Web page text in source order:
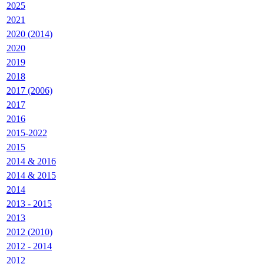
2025
2021
2020 (2014)
2020
2019
2018
2017 (2006)
2017
2016
2015-2022
2015
2014 & 2016
2014 & 2015
2014
2013 - 2015
2013
2012 (2010)
2012 - 2014
2012